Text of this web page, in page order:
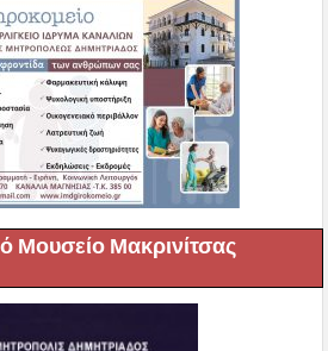
Μουσείο Μακρινίτσας